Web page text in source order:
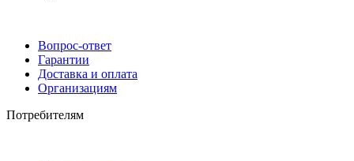
Вопрос-ответ
Гарантии
Доставка и оплата
Организациям
Потребителям